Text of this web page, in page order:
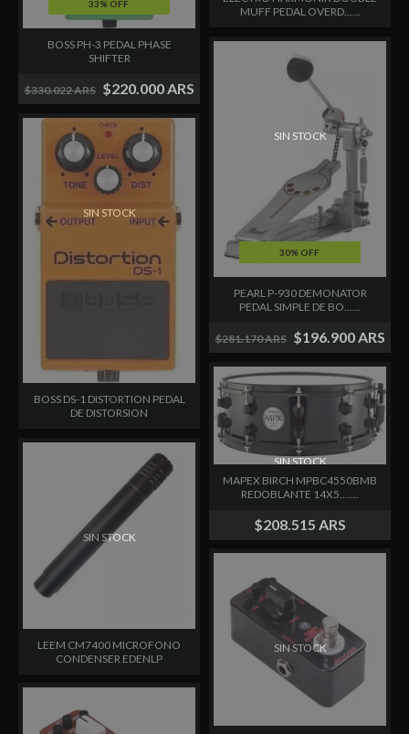
33% OFF
BOSS PH-3 PEDAL PHASE
SHIFTER
$330.022 ARS $220.000 ARS
MUFF PEDAL OVERD......
SIN STOCK
BOSS DS-1 DISTORTION PEDAL
DE DISTORSION
30% OFF
SIN STOCK
PEARL P-930 DEMONATOR
PEDAL SIMPLE DE BO......
$281.170 ARS $196.900 ARS
SIN STOCK
LEEM CM7400 MICROFONO
CONDENSER EDENLP
SIN STOCK
MAPEX BIRCH MPBC4550BMB
REDOBLANTE 14X5.......
$208.515 ARS
SIN STOCK